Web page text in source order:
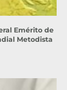
Emérito de
Metodista